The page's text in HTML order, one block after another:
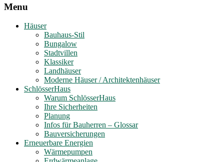
Menu
Häuser
Bauhaus-Stil
Bungalow
Stadtvillen
Klassiker
Landhäuser
Moderne Häuser / Architektenhäuser
SchlösserHaus
Warum SchlösserHaus
Ihre Sicherheiten
Planung
Infos für Bauherren – Glossar
Bauversicherungen
Erneuerbare Energien
Wärmepumpen